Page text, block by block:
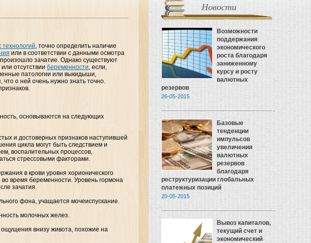
Новости
Возможности
поддержания
экономического
роста благодаря
заниженному
курсу и росту
валютных
резервов
26-05-2015
Базовые
тенденции
импульсов
увеличения
валютных
резервов
благодаря
реструктуризации глобальных
платежных позиций
20-05-2015
Вывоз капиталов,
текущий счет и
экономический
, точно определить наличие
или в соответствии с данными осмотра
зачатие. Однако существуют
отсутствии беременности, если,
патологии или выкидыши,
о ней очень нужно знать точно.
основываются на следующих
и достоверных признаков наступившей
цикла могут быть следствием и
воспалительных процессов,
стрессовыми факторами.
в крови уровня хорионического
время беременности. Уровень гормона
зачатия.
фона, учащается мочеиспускание.
молочных желез.
внизу живота, похожие на